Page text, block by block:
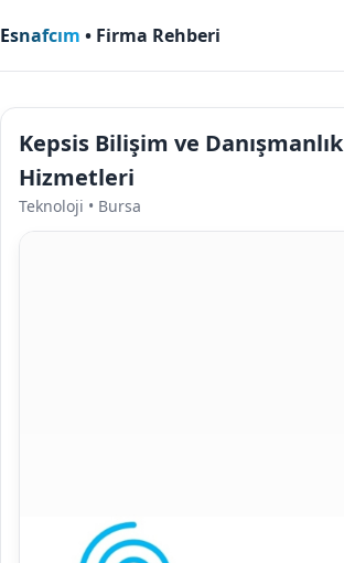
Esnafcım • Firma Rehberi
Kepsis Bilişim ve Danışmanlık
Hizmetleri
Teknoloji • Bursa